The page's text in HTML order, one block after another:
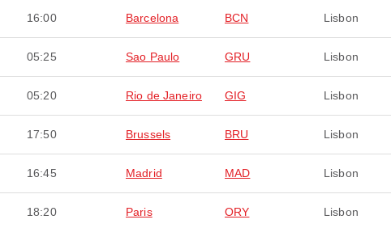
16:00 Barcelona BCN Lisbon
05:25 Sao Paulo GRU Lisbon
05:20 Rio de Janeiro GIG Lisbon
17:50 Brussels BRU Lisbon
16:45 Madrid MAD Lisbon
18:20 Paris ORY Lisbon